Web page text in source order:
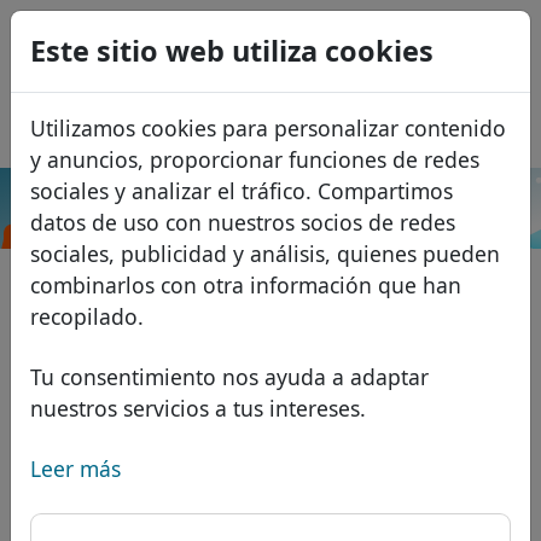
Este sitio web utiliza cookies
Utilizamos cookies para personalizar contenido
y anuncios, proporcionar funciones de redes
sociales y analizar el tráfico. Compartimos
datos de uso con nuestros socios de redes
sociales, publicidad y análisis, quienes pueden
combinarlos con otra información que han
recopilado.
Tu consentimiento nos ayuda a adaptar
nuestros servicios a tus intereses.
Leer más
Dominios
Base de datos de dominios
Dominios africanos
Dominios asiáticos
Dominios europeos
Dominios de Oriente Medio
Dominios norteamericanos
Lista de precios
Descuentos
Transferir
Buscar
Servicios
Protección de ID
Alojamiento DNS
WHOIS
USD
EUR
GBP
Français
Italiano
Português
Română
Eesti
.beauty Buscar